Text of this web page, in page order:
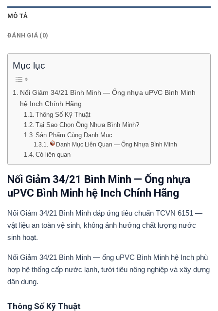
MÔ TẢ
ĐÁNH GIÁ (0)
Mục lục
Nối Giảm 34/21 Bình Minh — Ống nhựa uPVC Bình Minh
hệ Inch Chính Hãng
Thông Số Kỹ Thuật
Tại Sao Chọn Ống Nhựa Bình Minh?
Sản Phẩm Cùng Danh Mục
Danh Mục Liên Quan — Ống Nhựa Bình Minh
Có liên quan
Nối Giảm 34/21 Bình Minh — Ống nhựa
uPVC Bình Minh hệ Inch Chính Hãng
Nối Giảm 34/21 Bình Minh đáp ứng tiêu chuẩn TCVN 6151 —
vật liệu an toàn vệ sinh, không ảnh hưởng chất lượng nước
sinh hoạt.
Nối Giảm 34/21 Bình Minh — ống uPVC Bình Minh hệ Inch phù
hợp hệ thống cấp nước lạnh, tưới tiêu nông nghiệp và xây dựng
dân dụng.
Thông Số Kỹ Thuật